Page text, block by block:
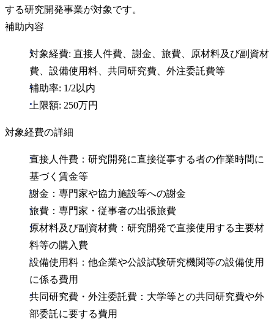
する研究開発事業が対象です。
補助内容
対象経費: 直接人件費、謝金、旅費、原材料及び副資材
費、設備使用料、共同研究費、外注委託費等
補助率: 1/2以内
上限額: 250万円
対象経費の詳細
直接人件費：研究開発に直接従事する者の作業時間に
基づく賃金等
謝金：専門家や協力施設等への謝金
旅費：専門家・従事者の出張旅費
原材料及び副資材費：研究開発で直接使用する主要材
料等の購入費
設備使用料：他企業や公設試験研究機関等の設備使用
に係る費用
共同研究費・外注委託費：大学等との共同研究費や外
部委託に要する費用